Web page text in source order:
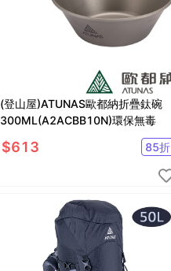
(登山屋)ATUNAS歐都納折疊鈦碗
300ML(A2ACBB10N)環保無毒
$613 85折